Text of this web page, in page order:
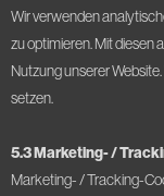
Wir verwenden
zu optimieren. Mit diesen
Nutzung unserer
setzen.
5.3 Marketing- /
Marketing- / Tracking-